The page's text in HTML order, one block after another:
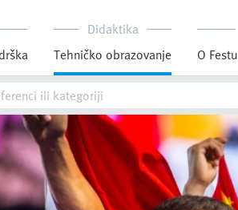
Didaktika
Tehničko obrazovanje
O Festu